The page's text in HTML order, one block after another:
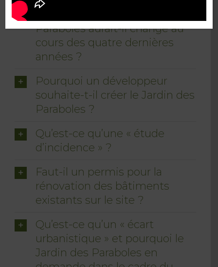
Paraboles aurait-il changé au
cours des quatre dernières
années ?
Pourquoi un développeur
souhaite-t-il créer le Jardin des
Paraboles ?
Qu’est-ce qu’une « étude
d’incidence » ?
Faut-il un permis pour la
rénovation des bâtiments
existants sur le site ?
Qu’est-ce qu’un « écart
urbanistique » et pourquoi le
Jardin des Paraboles en